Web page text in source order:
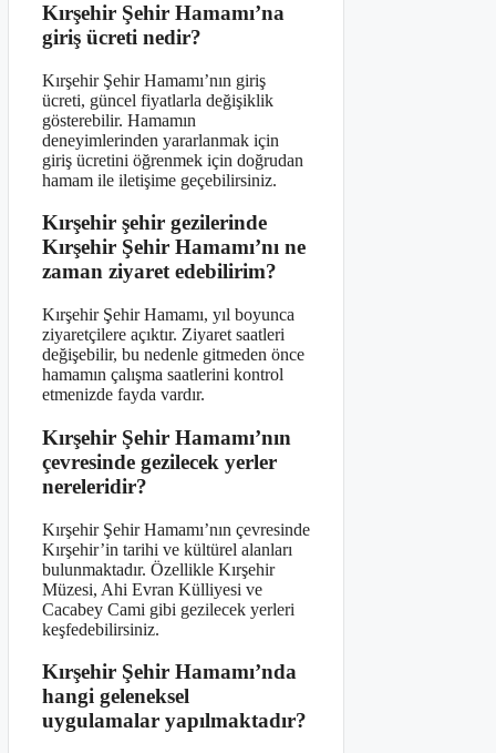
Kırşehir Şehir Hamamı’na
giriş ücreti nedir?
Kırşehir Şehir Hamamı’nın giriş
ücreti, güncel fiyatlarla değişiklik
gösterebilir. Hamamın
deneyimlerinden yararlanmak için
giriş ücretini öğrenmek için doğrudan
hamam ile iletişime geçebilirsiniz.
Kırşehir şehir gezilerinde
Kırşehir Şehir Hamamı’nı ne
zaman ziyaret edebilirim?
Kırşehir Şehir Hamamı, yıl boyunca
ziyaretçilere açıktır. Ziyaret saatleri
değişebilir, bu nedenle gitmeden önce
hamamın çalışma saatlerini kontrol
etmenizde fayda vardır.
Kırşehir Şehir Hamamı’nın
çevresinde gezilecek yerler
nereleridir?
Kırşehir Şehir Hamamı’nın çevresinde
Kırşehir’in tarihi ve kültürel alanları
bulunmaktadır. Özellikle Kırşehir
Müzesi, Ahi Evran Külliyesi ve
Cacabey Cami gibi gezilecek yerleri
keşfedebilirsiniz.
Kırşehir Şehir Hamamı’nda
hangi geleneksel
uygulamalar yapılmaktadır?